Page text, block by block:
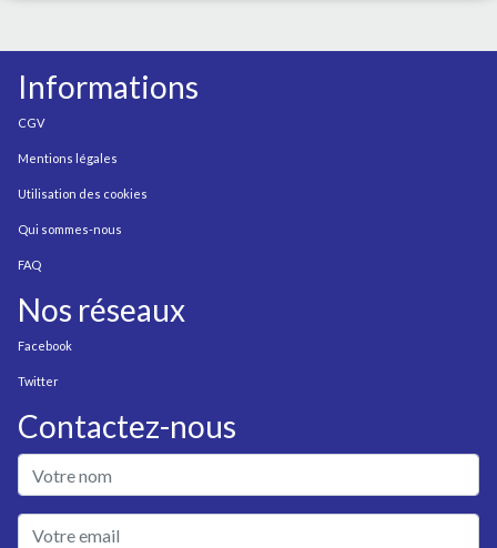
Informations
CGV
Mentions légales
Utilisation des cookies
Qui sommes-nous
FAQ
Nos réseaux
Facebook
Twitter
Contactez-nous